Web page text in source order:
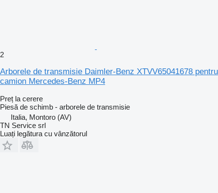
2
Arborele de transmisie Daimler-Benz XTVV65041678 pentru
camion Mercedes-Benz MP4
Preț la cerere
Piesă de schimb - arborele de transmisie
Italia, Montoro (AV)
TN Service srl
Luați legătura cu vânzătorul